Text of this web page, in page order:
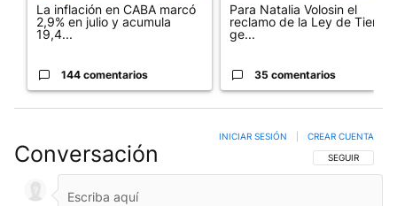
La inflación en CABA marcó
2,9% en julio y acumula
19,4...
144 comentarios
Para Natalia Volosin el
reclamo de la Ley de Tierras
ge...
35 comentarios
Conversación SIGA ESTA
SEGUIR
INICIAR SESIÓN CREAR CUENTA